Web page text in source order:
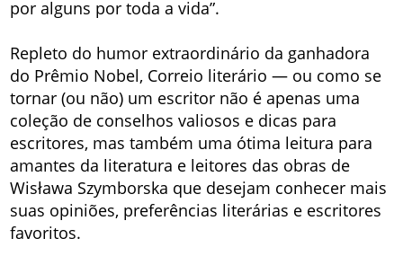
por alguns por toda a vida”.
Repleto do humor extraordinário da ganhadora
do Prêmio Nobel, Correio literário — ou como se
tornar (ou não) um escritor não é apenas uma
coleção de conselhos valiosos e dicas para
escritores, mas também uma ótima leitura para
amantes da literatura e leitores das obras de
Wisława Szymborska que desejam conhecer mais
suas opiniões, preferências literárias e escritores
favoritos.